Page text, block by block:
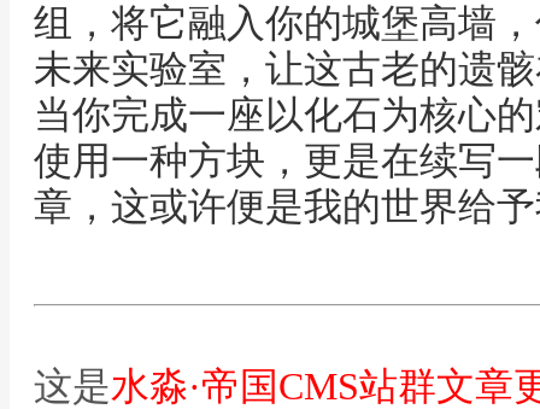
组，将它融入你的城堡高墙
未来实验室，让这古老的遗
当你完成一座以化石为核心
使用一种方块，更是在续写
章，这或许便是我的世界给
这是水淼·帝国CMS站群文章